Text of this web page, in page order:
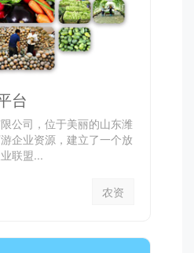
台
公司，位于美丽的山东潍
企业资源，建立了一个放
联盟...
农资